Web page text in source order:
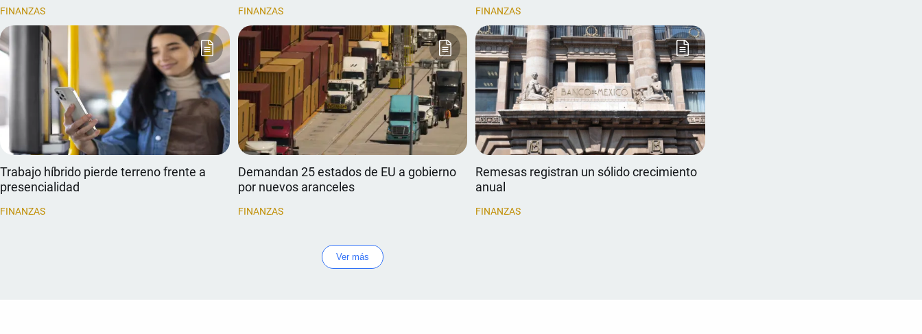
FINANZAS FINANZAS FINANZAS
Trabajo híbrido pierde terreno frente a
presencialidad
FINANZAS
Demandan 25 estados de EU a gobierno
por nuevos aranceles
FINANZAS
Remesas registran un sólido crecimiento
anual
FINANZAS
Ver más